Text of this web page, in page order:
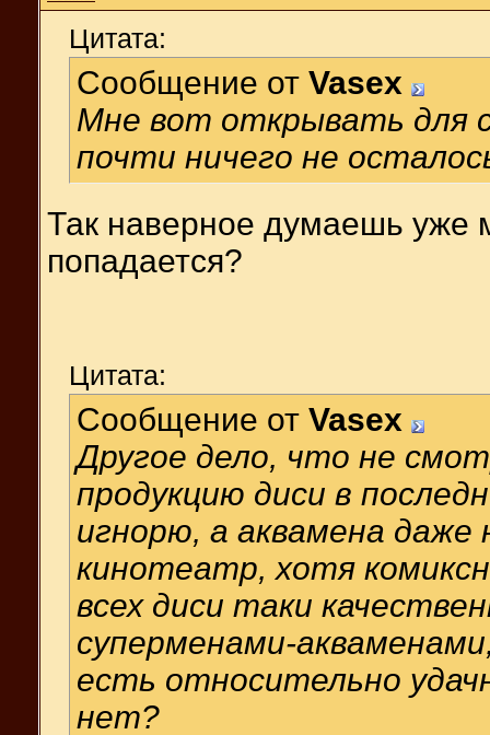
Цитата:
Сообщение от Vasex
Мне вот открывать для
почти ничего не
Так наверное думаешь уже
попадается?
Цитата:
Сообщение от Vasex
Другое дело, что не
продукцию диси в
игнорю, а аквамена даже
кинотеатр, хотя
всех диси таки
суперменами-
есть относительно
нет?